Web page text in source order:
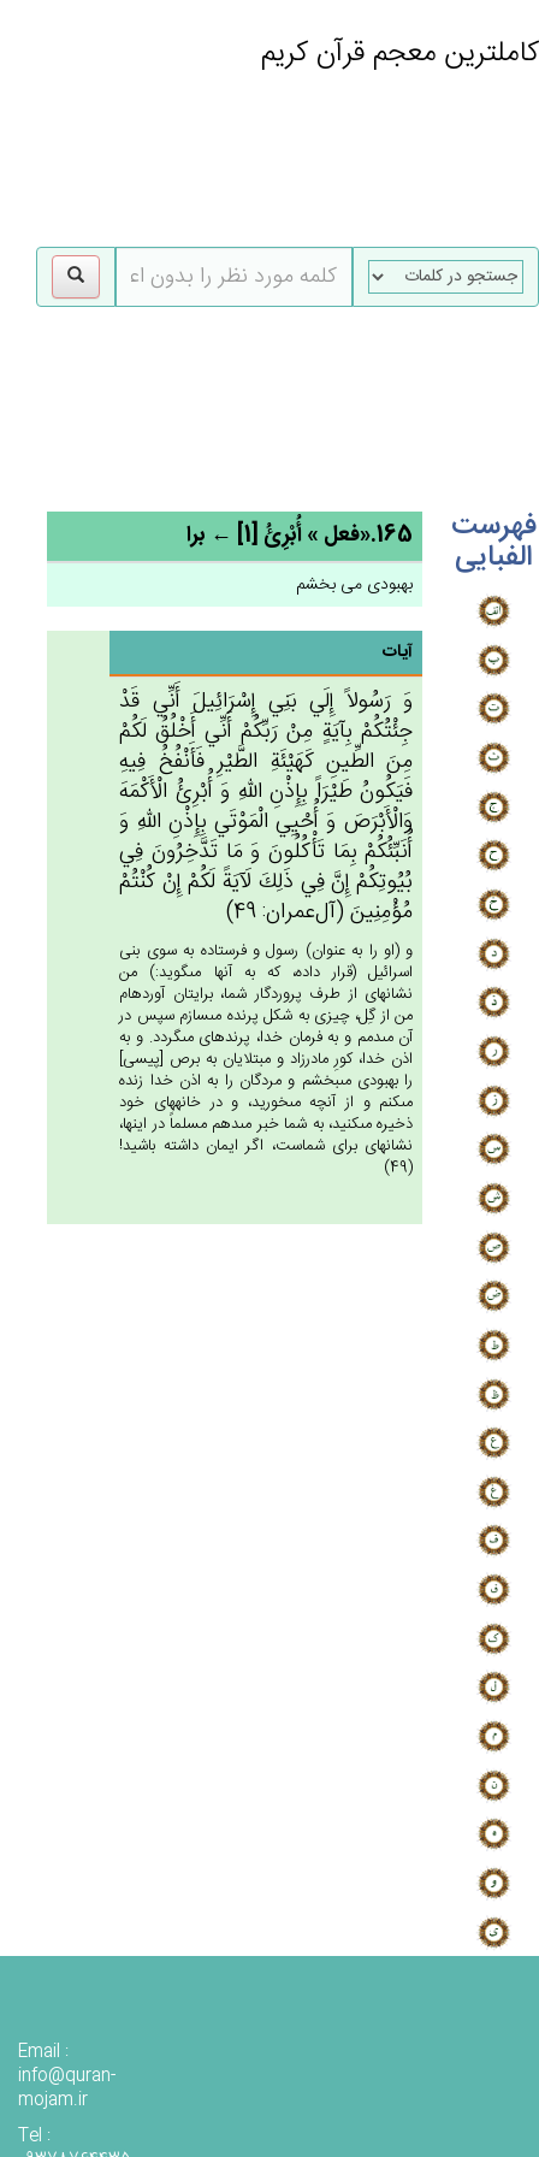
کاملترین معجم قرآن کریم
فهرست
الفبایی 165.«فعل » أُبْرِئُ [1] ← برا
بهبودی می بخشم
آیات
وَ رَسُولاً إِلَي‌ بَنِي‌ إِسْرَائِيل‌َ أَنِّي‌ قَدْ
جِئْتُكُمْ‌ بِآيَة‌ٍ مِنْ‌ رَبِّكُم‌ْ أَنِّي‌ أَخْلُق‌ُ لَكُمْ‌
مِن‌َ الطِّين‌ِ كَهَيْئَة‌ِ الطَّيْرِ فَأَنْفُخ‌ُ فِيه‌ِ
فَيَكُون‌ُ طَيْرَاً بِإِذْن‌ِ الله‌ِ وَ أُبْرِئ‌ُ الْأَكْمَه‌َ
وَالْأَبْرَص‌َ وَ أُحْيِي‌ الْمَوْتَي‌ بِإِذْن‌ِ الله‌ِ وَ
أُنَبِّئُكُمْ‌ بِمَا تَأْكُلُون‌َ وَ مَا تَدَّخِرُون‌َ فِي‌
بُيُوتِكُم‌ْ إِن‌َّ فِي‌ ذَلِك‌َ لَآيَة‌ً لَكُم‌ْ إِن‌ْ كُنْتُم‌ْ
مُؤْمِنِين‌َ (آل‌عمران: 49)
و (او را به عنوان) رسول و فرستاده به سوى بنى
اسرائيل (قرار داده، كه به آنها مى‏گويد:) من
نشانه‏اى از طرف پروردگار شما، برايتان آورده‏ام
من از گِل، چيزى به شكل پرنده مى‏سازم سپس در
آن مى‏دمم و به فرمان خدا، پرنده‏اى مى‏گردد. و به
اذن خدا، كورِ مادرزاد و مبتلايان به برص [پيسى‏]
را بهبودى مى‏بخشم و مردگان را به اذن خدا زنده
مى‏كنم و از آنچه مى‏خوريد، و در خانه‏هاى خود
ذخيره مى‏كنيد، به شما خبر مى‏دهم مسلماً در اينها،
نشانه‏اى براى شماست، اگر ايمان داشته باشيد!
(49)
Email :
info@quran-
mojam.ir
Tel :